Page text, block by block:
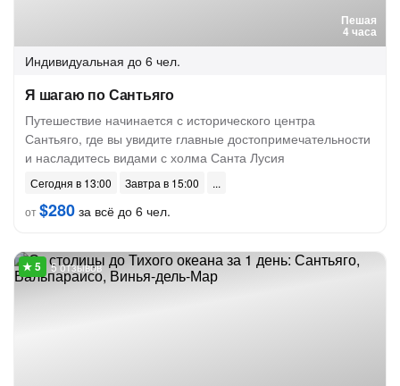
Пешая
4 часа
Индивидуальная до 6 чел.
Я шагаю по Сантьяго
Путешествие начинается с исторического центра
Сантьяго, где вы увидите главные достопримечательности
и насладитесь видами с холма Санта Лусия
Сегодня в 13:00
Завтра в 15:00
от$280 за всё до 6 чел.
5 отзывов